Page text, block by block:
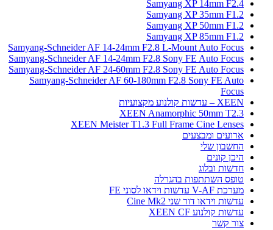
Samyang-Schneider AF 14-24mm
Samyang-Schneider AF 14-24mm
Samyang-Schneider AF 24-60mm
Samyang-Schneider AF 60-
XEEN
XEEN Meister T1.3